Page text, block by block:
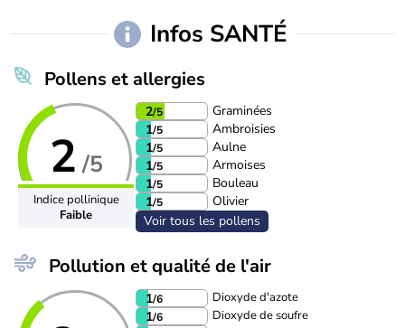
Infos SANTÉ
Pollens et allergies
2 /5
Indice pollinique
Faible
2/5
Graminées
1/5
Ambroisies
1/5
Aulne
1/5
Armoises
1/5
Bouleau
1/5
Olivier
Voir tous les pollens
Pollution et qualité de l'air
1/6 Dioxyde d'azote
1/6 Dioxyde de soufre